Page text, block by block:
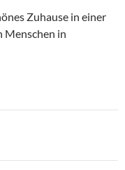
Zuhause in einer
Menschen in